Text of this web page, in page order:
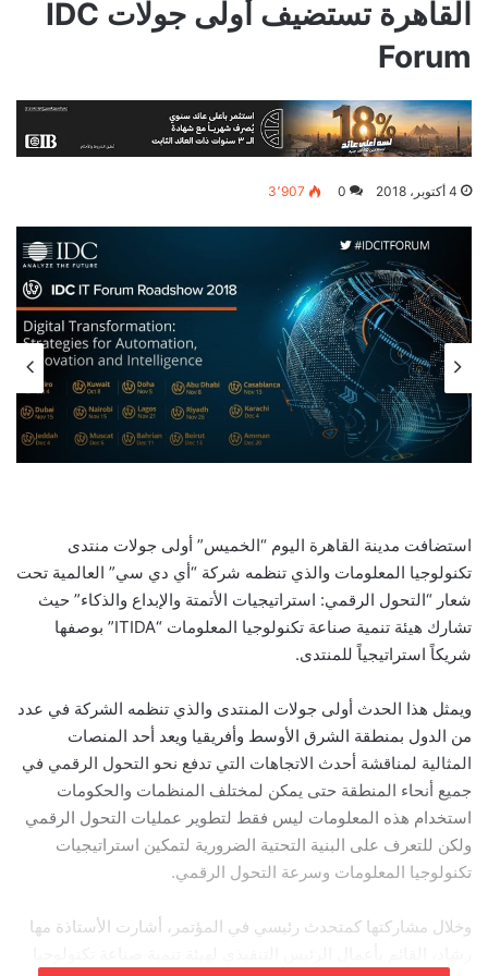
القاهرة تستضيف أولى جولات IDC
Forum
4 أكتوبر، 2018 0 3٬907
استضافت مدينة القاهرة اليوم “الخميس” أولى جولات منتدى
تكنولوجيا المعلومات والذي تنظمه شركة “أي دي سي” العالمية تحت
شعار “التحول الرقمي: استراتيجيات الأتمتة والإبداع والذكاء” حيث
تشارك هيئة تنمية صناعة تكنولوجيا المعلومات “ITIDA” بوصفها
شريكاً استراتيجياً للمنتدى.
ويمثل هذا الحدث أولى جولات المنتدى والذي تنظمه الشركة في عدد
من الدول بمنطقة الشرق الأوسط وأفريقيا ويعد أحد المنصات
المثالية لمناقشة أحدث الاتجاهات التي تدفع نحو التحول الرقمي في
جميع أنحاء المنطقة حتى يمكن لمختلف المنظمات والحكومات
استخدام هذه المعلومات ليس فقط لتطوير عمليات التحول الرقمي
ولكن للتعرف على البنية التحتية الضرورية لتمكين استراتيجيات
تكنولوجيا المعلومات وسرعة التحول الرقمي.
وخلال مشاركتها كمتحدث رئيسي في المؤتمر، أشارت الأستاذة مها